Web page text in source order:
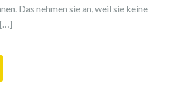
Das nehmen sie an, weil sie keine